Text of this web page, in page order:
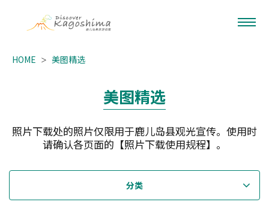
HOME 美图精选
美图精选
照片下载处的照片仅限用于鹿儿岛县观光宣传。使用时
请确认各页面的【照片下载使用规程】。
分类